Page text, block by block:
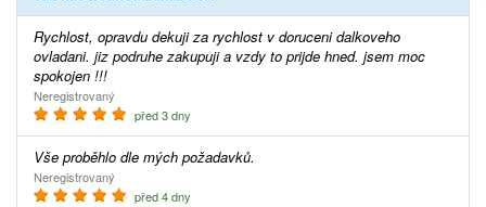
Rychlost, opravdu dekuji za rychlost v doruceni dalkoveho
ovladani. jiz podruhe zakupuji a vzdy to prijde hned. jsem moc
spokojen !!!
Neregistrovaný
před 3 dny
Vše proběhlo dle mých požadavků.
Neregistrovaný
před 4 dny